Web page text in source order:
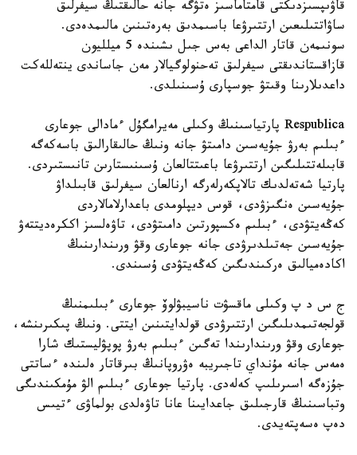
قاۋىپسىزدىكتى قامتاماسىز ەتۋگە جانە حالىقتىڭ سيفرلىق
ساۋاتتىلىعىن ارتتىرۋعا باسىمدىق بەرەتىنىن مالىمدەدى.
سونىمەن قاتار الداعى بەس جىل ىشىندە 5 ميلليون
قازاقستاندىقتى سيفرلىق تەحنولوگيالار مەن جاساندى ينتەللەكت
داعدىلارىنا وقىتۋ جوسپارى ۇسىنىلدى.
Respublica پارتياسىنىڭ وكىلى مەيرامگۇل ءمادالى جوعارى
ءبىلىم بەرۋ جۇيەسىن دامىتۋ جانە ونىڭ حالىقارالىق باسەكەگە
قابىلەتتىلىگىن ارتتىرۋعا باعىتتالعان ۇسىنىستارىن تانىستىردى.
پارتيا شەتەلدىك تالاپكەرلەرگە ارنالعان سيفرلىق قابىلداۋ
جۇيەسىن ەنگىزۋدى، قوس ديپلومدى باعدارلامالاردى
كەڭەيتۋدى، ءبىلىم ەكسپورتىن دامىتۋدى، تاۋەلسىز اككرەديتتەۋ
جۇيەسىن جەتىلدىرۋدى جانە جوعارى وقۋ ورىندارىنىڭ
اكادەميالىق ەركىندىگىن كەڭەيتۋدى ۇسىندى.
ج س د پ وكىلى ماقسۋت ناسيبۋلوۆ جوعارى ءبىلىمنىڭ
قولجەتىمدىلىگىن ارتتىرۋدى قولدايتىنىن ايتتى. ونىڭ پىكىرىنشە،
جوعارى وقۋ ورىندارىندا تەگىن ءبىلىم بەرۋ پوپۋليستىك شارا
ەمەس جانە مۇنداي تاجىريبە ەۋروپانىڭ بىرقاتار ەلىندە ءساتتى
جۇزەگە اسىرىلىپ كەلەدى. پارتيا جوعارى ءبىلىم الۋ مۇمكىندىگى
وتباسىنىڭ قارجىلىق جاعدايىنا عانا تاۋەلدى بولماۋى ءتيىس
دەپ ەسەپتەيدى.